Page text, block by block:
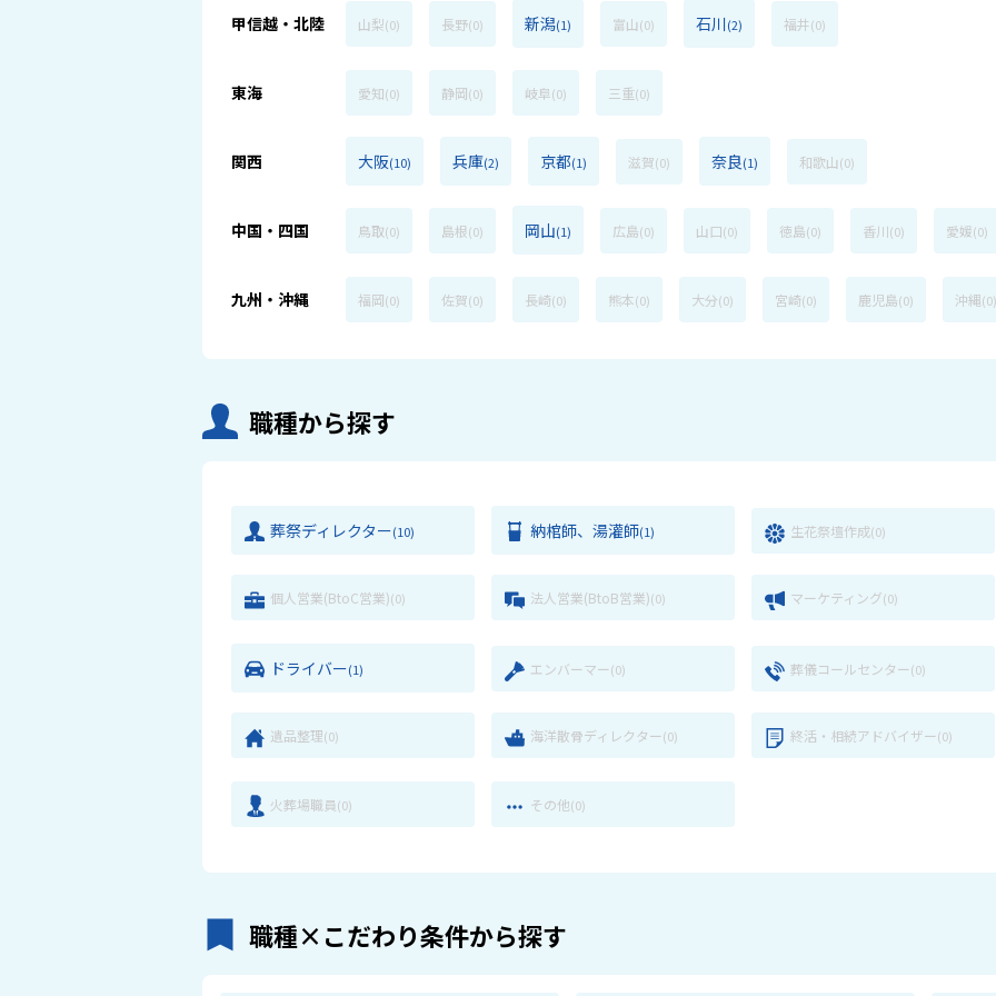
甲信越・北陸 山梨(0) 長野(0) 新潟(1) 富山(0) 石川(2) 福井(0)
東海 愛知(0) 静岡(0) 岐阜(0) 三重(0)
関西 大阪(10) 兵庫(2) 京都(1) 滋賀(0) 奈良(1) 和歌山(0)
中国・四国 鳥取(0) 島根(0) 岡山(1) 広島(0) 山口(0) 徳島(0) 香川(0) 愛媛(0)
九州・沖縄 福岡(0) 佐賀(0) 長崎(0) 熊本(0) 大分(0) 宮崎(0) 鹿児島(0) 沖縄(0)
職種から探す
葬祭ディレクター(10) 納棺師、湯灌師(1) 生花祭壇作成(0)
個人営業(BtoC営業)(0) 法人営業(BtoB営業)(0) マーケティング(0)
ドライバー(1) エンバーマー(0) 葬儀コールセンター(0)
遺品整理(0) 海洋散骨ディレクター(0) 終活・相続アドバイザー(0)
火葬場職員(0) その他(0)
職種×こだわり条件から探す